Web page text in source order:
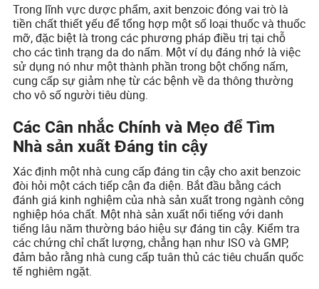
Trong lĩnh vực dược phẩm, axit benzoic đóng vai trò là
tiền chất thiết yếu để tổng hợp một số loại thuốc và thuốc
mỡ, đặc biệt là trong các phương pháp điều trị tại chỗ
cho các tình trạng da do nấm. Một ví dụ đáng nhớ là việc
sử dụng nó như một thành phần trong bột chống nấm,
cung cấp sự giảm nhẹ từ các bệnh về da thông thường
cho vô số người tiêu dùng.
Các Cân nhắc Chính và Mẹo để Tìm
Nhà sản xuất Đáng tin cậy
Xác định một nhà cung cấp đáng tin cậy cho axit benzoic
đòi hỏi một cách tiếp cận đa diện. Bắt đầu bằng cách
đánh giá kinh nghiệm của nhà sản xuất trong ngành công
nghiệp hóa chất. Một nhà sản xuất nổi tiếng với danh
tiếng lâu năm thường báo hiệu sự đáng tin cậy. Kiểm tra
các chứng chỉ chất lượng, chẳng hạn như ISO và GMP,
đảm bảo rằng nhà cung cấp tuân thủ các tiêu chuẩn quốc
tế nghiêm ngặt.